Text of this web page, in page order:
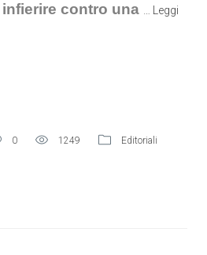
contro una
Leggi
0 1249
Editoriali